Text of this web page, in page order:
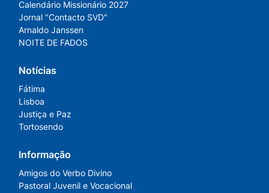
Calendário Missionário 2027
Jornal "Contacto SVD"
Arnaldo Janssen
NOITE DE FADOS
Notícias
Fátima
Lisboa
Justiça e Paz
Tortosendo
Informação
Amigos do Verbo Divino
Pastoral Juvenil e Vocacional